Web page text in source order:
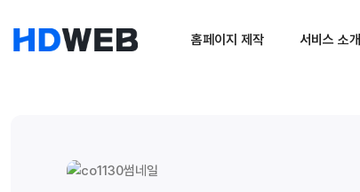
홈페이지 제작 서비스 소개